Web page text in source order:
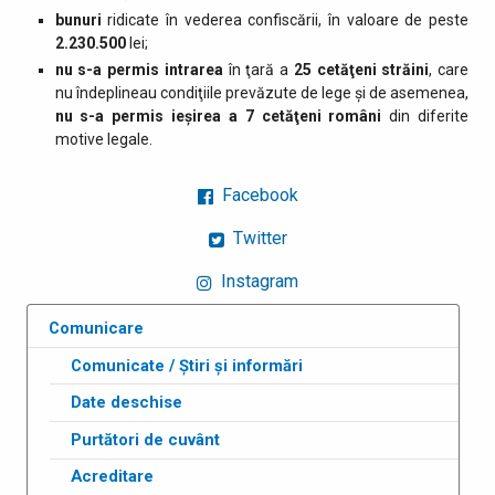
bunuriridicate în vederea confiscării, în valoare de peste
2.230.500 lei;
nu s-a permis intrarea în ţară a 25 cetăţeni străini, care
nu îndeplineau condiţiile prevăzute de lege şi de asemenea,
nu s-a permis ieşirea a 7 cetăţeni românidin diferite
motive legale.
Facebook
Twitter
Instagram
Comunicare
Comunicate / Știri și informări
Date deschise
Purtători de cuvânt
Acreditare